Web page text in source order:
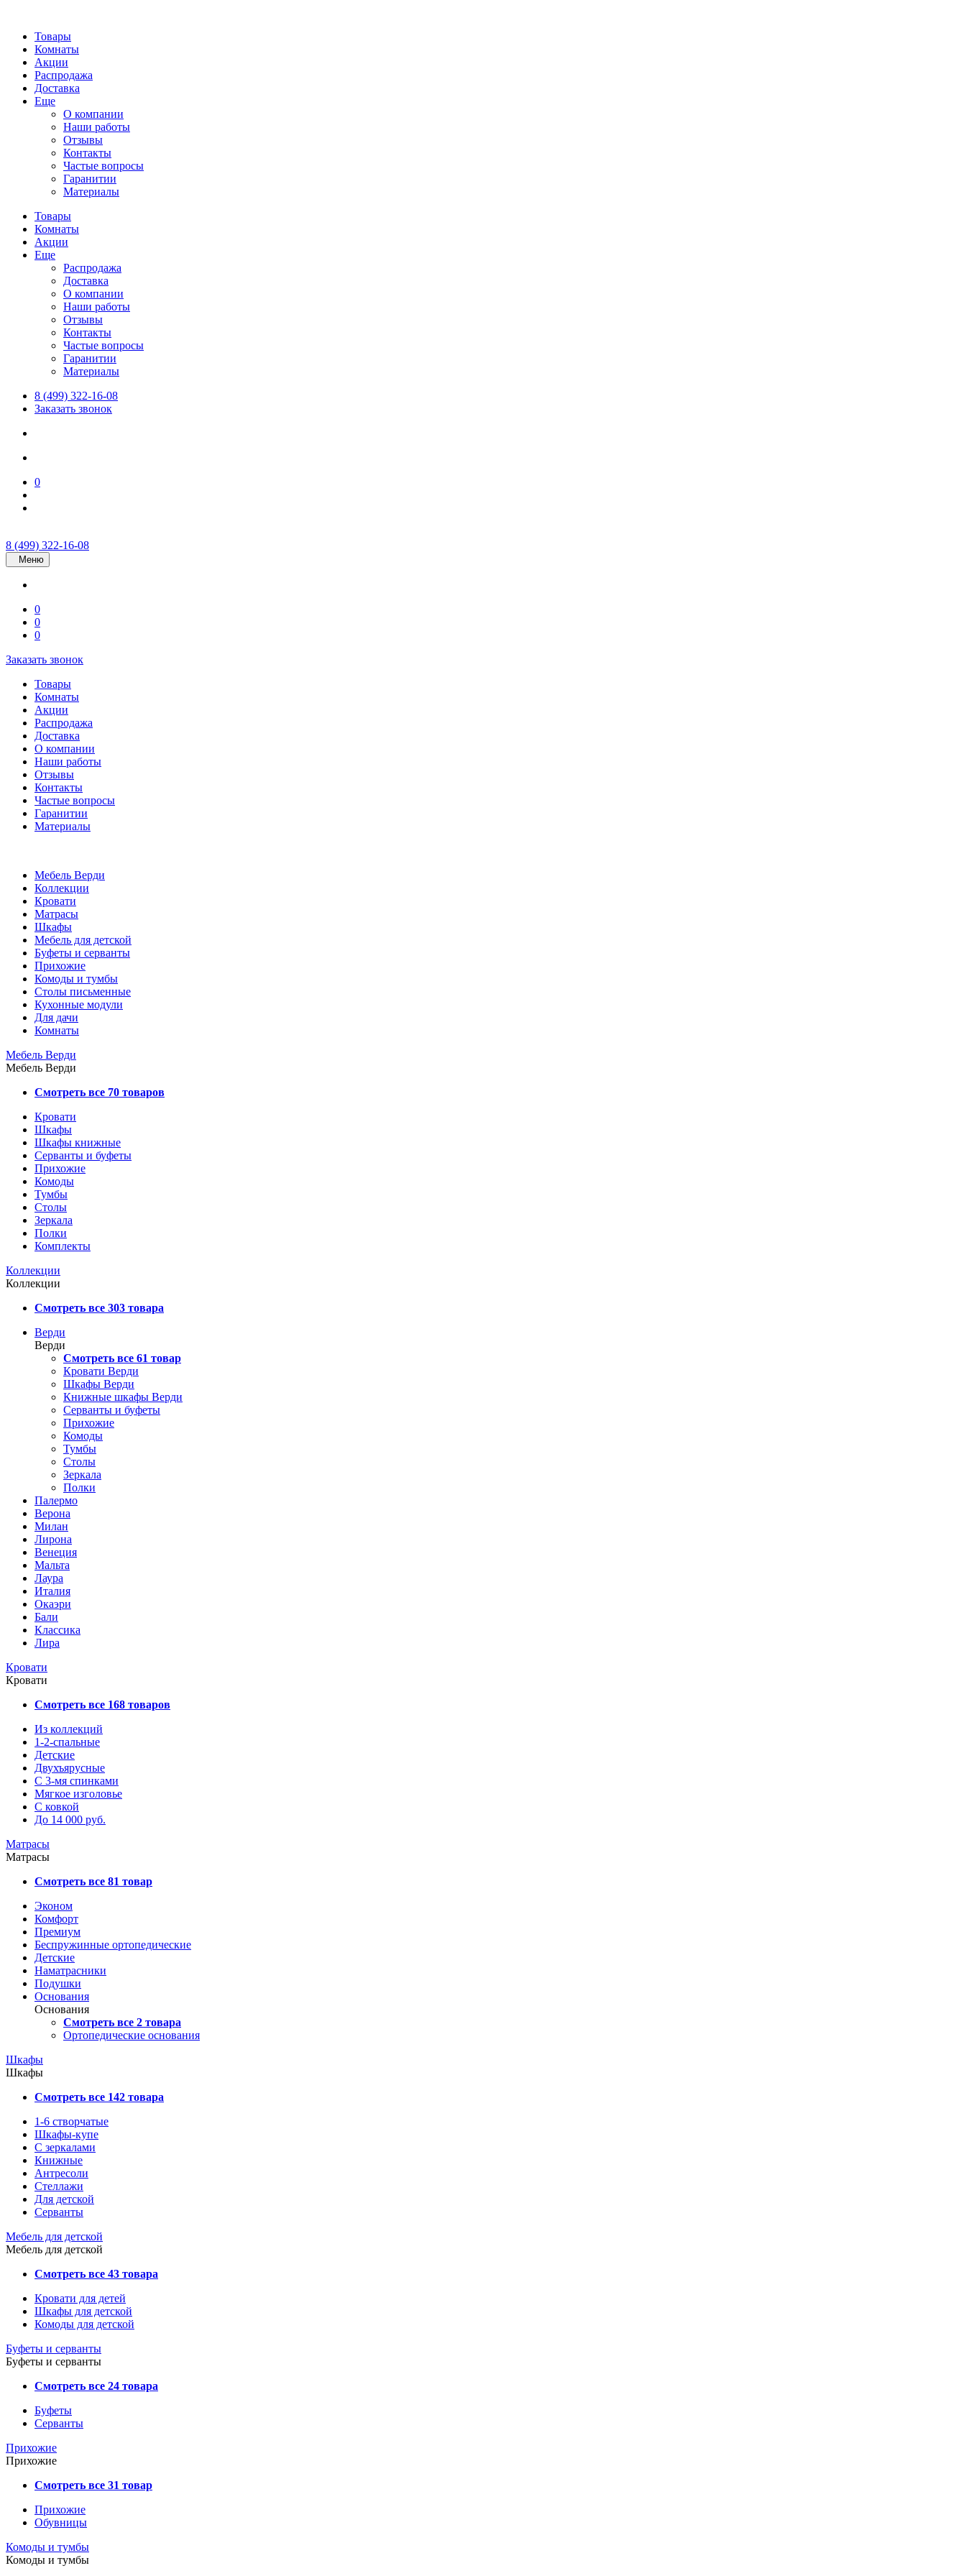
Товары
Комнаты
Акции
Распродажа
Доставка
Еще
О компании
Наши работы
Отзывы
Контакты
Частые вопросы
Гаранитии
Материалы
Товары
Комнаты
Акции
Еще
Распродажа
Доставка
О компании
Наши работы
Отзывы
Контакты
Частые вопросы
Гаранитии
Материалы
8 (499) 322-16-08
Заказать звонок
0
8 (499) 322-16-08
Меню
0
0
0
Заказать звонок
Товары
Комнаты
Акции
Распродажа
Доставка
О компании
Наши работы
Отзывы
Контакты
Частые вопросы
Гаранитии
Материалы
Мебель Верди
Коллекции
Кровати
Матрасы
Шкафы
Мебель для детской
Буфеты и серванты
Прихожие
Комоды и тумбы
Столы письменные
Кухонные модули
Для дачи
Комнаты
Мебель Верди
Мебель Верди
Смотреть все 70 товаров
Кровати
Шкафы
Шкафы книжные
Серванты и буфеты
Прихожие
Комоды
Тумбы
Столы
Зеркала
Полки
Комплекты
Коллекции
Коллекции
Смотреть все 303 товара
Верди
Верди
Смотреть все 61 товар
Кровати Верди
Шкафы Верди
Книжные шкафы Верди
Серванты и буфеты
Прихожие
Комоды
Тумбы
Столы
Зеркала
Полки
Палермо
Верона
Милан
Лирона
Венеция
Мальта
Лаура
Италия
Окаэри
Бали
Классика
Лира
Кровати
Кровати
Смотреть все 168 товаров
Из коллекций
1-2-спальные
Детские
Двухъярусные
С 3-мя спинками
Мягкое изголовье
С ковкой
До 14 000 руб.
Матрасы
Матрасы
Смотреть все 81 товар
Эконом
Комфорт
Премиум
Беспружинные ортопедические
Детские
Наматрасники
Подушки
Основания
Основания
Смотреть все 2 товара
Ортопедические основания
Шкафы
Шкафы
Смотреть все 142 товара
1-6 створчатые
Шкафы-купе
С зеркалами
Книжные
Антресоли
Стеллажи
Для детской
Серванты
Мебель для детской
Мебель для детской
Смотреть все 43 товара
Кровати для детей
Шкафы для детской
Комоды для детской
Буфеты и серванты
Буфеты и серванты
Смотреть все 24 товара
Буфеты
Серванты
Прихожие
Прихожие
Смотреть все 31 товар
Прихожие
Обувницы
Комоды и тумбы
Комоды и тумбы